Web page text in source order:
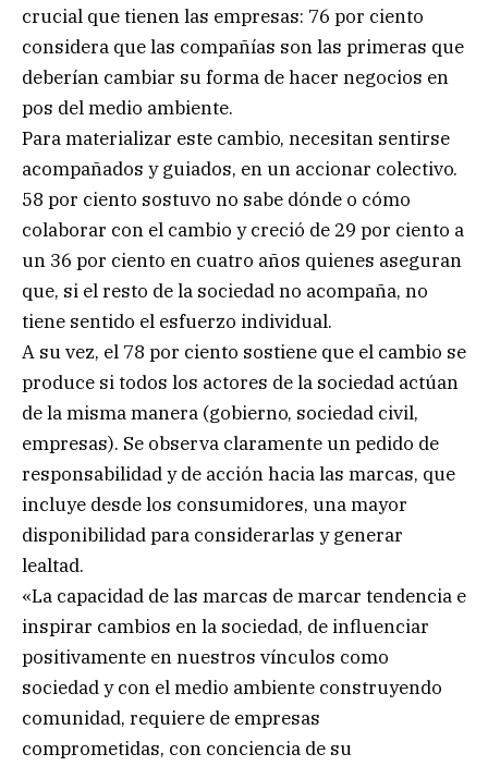
crucial que tienen las empresas: 76 por ciento
considera que las compañías son las primeras que
deberían cambiar su forma de hacer negocios en
pos del medio ambiente.
Para materializar este cambio, necesitan sentirse
acompañados y guiados, en un accionar colectivo.
58 por ciento sostuvo no sabe dónde o cómo
colaborar con el cambio y creció de 29 por ciento a
un 36 por ciento en cuatro años quienes aseguran
que, si el resto de la sociedad no acompaña, no
tiene sentido el esfuerzo individual.
A su vez, el 78 por ciento sostiene que el cambio se
produce si todos los actores de la sociedad actúan
de la misma manera (gobierno, sociedad civil,
empresas). Se observa claramente un pedido de
responsabilidad y de acción hacia las marcas, que
incluye desde los consumidores, una mayor
disponibilidad para considerarlas y generar
lealtad.
«La capacidad de las marcas de marcar tendencia e
inspirar cambios en la sociedad, de influenciar
positivamente en nuestros vínculos como
sociedad y con el medio ambiente construyendo
comunidad, requiere de empresas
comprometidas, con conciencia de su